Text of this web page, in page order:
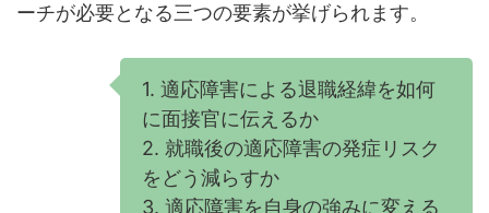
ーチが必要となる三つの要素が挙げられます。
1. 適応障害による退職経緯を如何
に面接官に伝えるか
2. 就職後の適応障害の発症リスク
をどう減らすか
3. 適応障害を自身の強みに変える